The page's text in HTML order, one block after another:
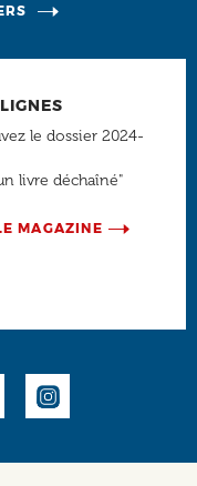
le dossier 2024-
livre déchaîné"
MAGAZINE